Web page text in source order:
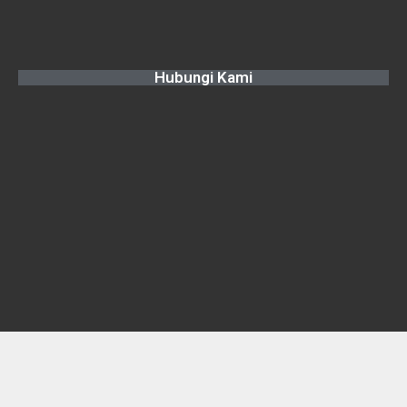
Hubungi Kami